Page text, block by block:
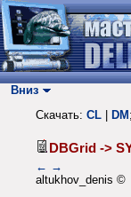
Вниз
Скачать: CL DM ;
DBGrid ->
← →
altukhov_denis